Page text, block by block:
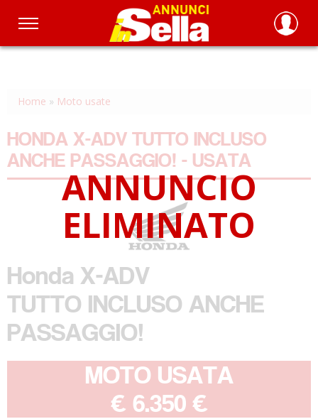
Salta
principale
Home » Moto usate
HONDA X-ADV TUTTO INCLUSO
ANCHE PASSAGGIO! - USATA
Honda X-ADV
TUTTO INCLUSO ANCHE
PASSAGGIO!
MOTO USATA
€ 6.350 €